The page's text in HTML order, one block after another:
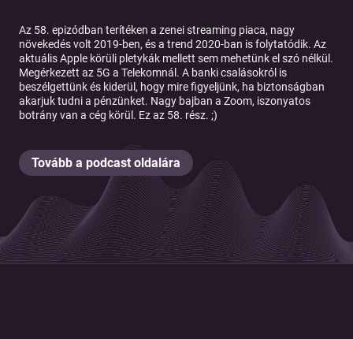
Az 58. epizódban terítéken a zenei streaming piaca, nagy
növekedés volt 2019-ben, és a trend 2020-ban is folytatódik. Az
aktuális Apple körüli pletykák mellett sem mehetünk el szó nélkül.
Megérkezett az 5G a Telekomnál. A banki csalásokról is
beszélgettünk és kiderül, hogy mire figyeljünk, ha biztonságban
akarjuk tudni a pénzünket. Nagy bajban a Zoom, iszonyatos
botrány van a cég körül. Ez az 58. rész. ;)
Tovább a podcast oldalára